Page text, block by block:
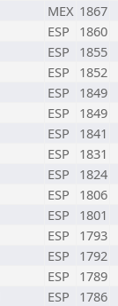
MEX 1867
ESP
1860
ESP
1855
ESP
1852
ESP
1849
ESP
1849
ESP
1841
ESP
1831
ESP
1824
ESP
1806
ESP
1801
ESP
1793
ESP
1792
ESP
1789
ESP
1786